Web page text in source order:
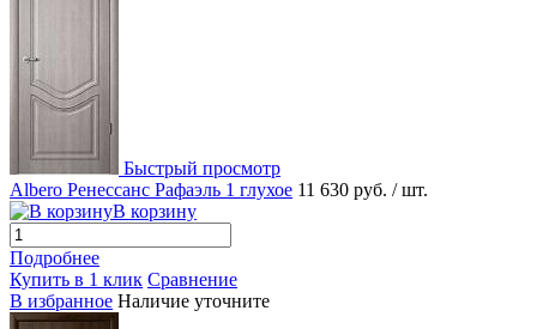
Быстрый просмотр
Albero Ренессанс Рафаэль 1 глухое 11 630 руб. / шт.
В корзину
Подробнее
Купить в 1 клик Сравнение
В избранное Наличие уточните